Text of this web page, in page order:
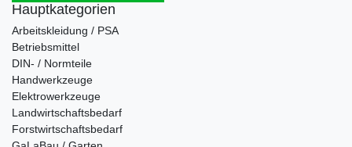
Hauptkategorien
Arbeitskleidung / PSA
Betriebsmittel
DIN- / Normteile
Handwerkzeuge
Elektrowerkzeuge
Landwirtschaftsbedarf
Forstwirtschaftsbedarf